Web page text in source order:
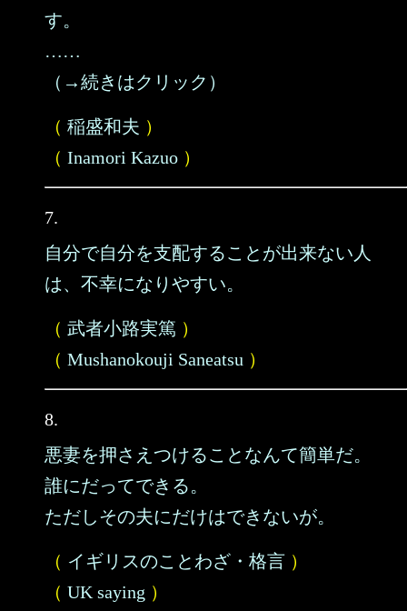
す。
……
（→続きはクリック）
（ 稲盛和夫 ）
（ Inamori Kazuo ）
7.
自分で自分を支配することが出来ない人
は、不幸になりやすい。
（ 武者小路実篤 ）
（ Mushanokouji Saneatsu ）
8.
悪妻を押さえつけることなんて簡単だ。
誰にだってできる。
ただしその夫にだけはできないが。
（ イギリスのことわざ・格言 ）
（ UK saying ）